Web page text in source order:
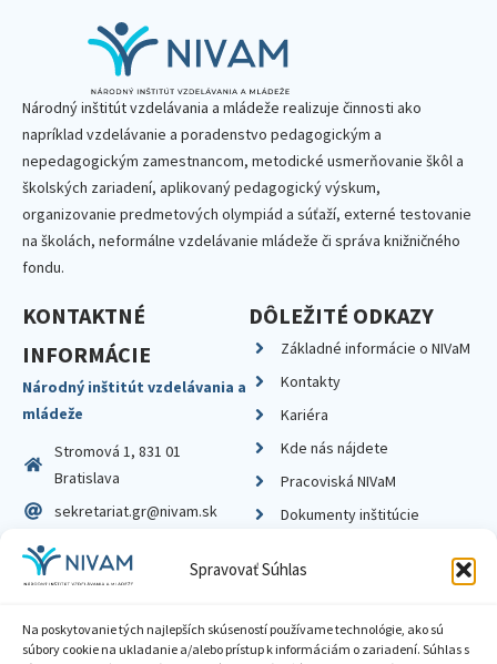
Spravovať Súhlas
Na poskytovanie tých najlepších skúseností používame technológie, ako sú
súbory cookie na ukladanie a/alebo prístup k informáciám o zariadení. Súhlas s
Národný inštitút vzdelávania a mládeže realizuje činnosti ako
napríklad vzdelávanie a poradenstvo pedagogickým a
nepedagogickým zamestnancom, metodické usmerňovanie škôl a
školských zariadení, aplikovaný pedagogický výskum,
organizovanie predmetových olympiád a súťaží, externé testovanie
na školách, neformálne vzdelávanie mládeže či správa knižničného
fondu.
KONTAKTNÉ
INFORMÁCIE
Národný inštitút vzdelávania a
mládeže
Stromová 1, 831 01
Bratislava
sekretariat.gr@nivam.sk
IČO: 00164348
DIČ: 2020798714
DÔLEŽITÉ ODKAZY
Základné informácie o NIVaM
Kontakty
Kariéra
Kde nás nájdete
Pracoviská NIVaM
Dokumenty inštitúcie